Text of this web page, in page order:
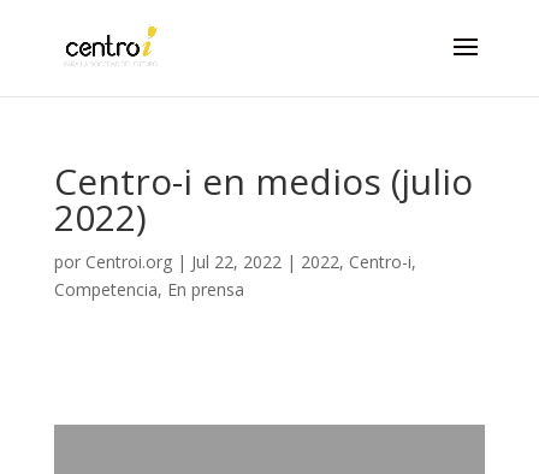
Centro-i en medios (julio
2022)
por Centroi.org| Jul 22, 2022| 2022, Centro-i,
Competencia, En prensa